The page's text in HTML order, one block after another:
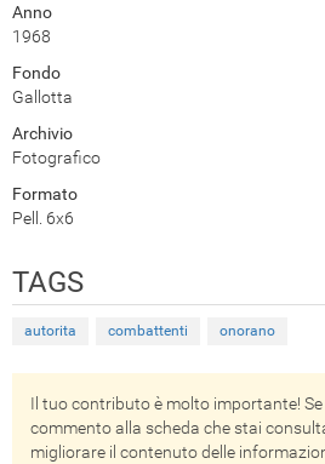
Anno
1968
Fondo
Gallotta
Archivio
Fotografico
Formato
Pell. 6x6
TAGS
autorita combattenti onorano
Il tuo contributo è molto importante!
commento alla scheda che stai
migliorare il contenuto delle